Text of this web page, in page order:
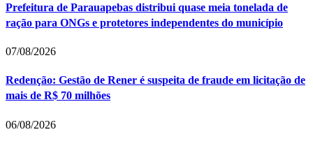
Prefeitura de Parauapebas distribui quase meia tonelada de
ração para ONGs e protetores independentes do município
07/08/2026
Redenção: Gestão de Rener é suspeita de fraude em licitação de
mais de R$ 70 milhões
06/08/2026